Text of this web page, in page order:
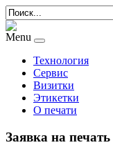
Menu
Технология
Сервис
Визитки
Этикетки
О печати
Заявка на печать